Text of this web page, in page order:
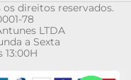
direitos reservados.
78
LTDA
a Sexta
13:00H